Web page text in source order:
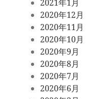
2021年1月
2020年12月
2020年11月
2020年10月
2020年9月
2020年8月
2020年7月
2020年6月